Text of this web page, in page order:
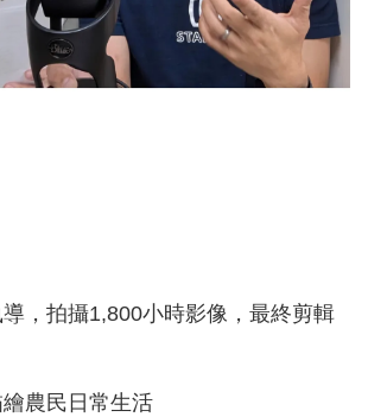
，拍攝1,800小時影像，最終剪輯
農民日常生活